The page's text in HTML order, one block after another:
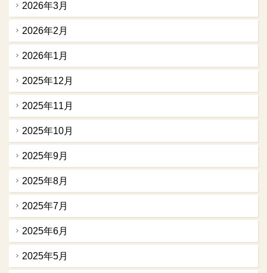
2026年3月
2026年2月
2026年1月
2025年12月
2025年11月
2025年10月
2025年9月
2025年8月
2025年7月
2025年6月
2025年5月